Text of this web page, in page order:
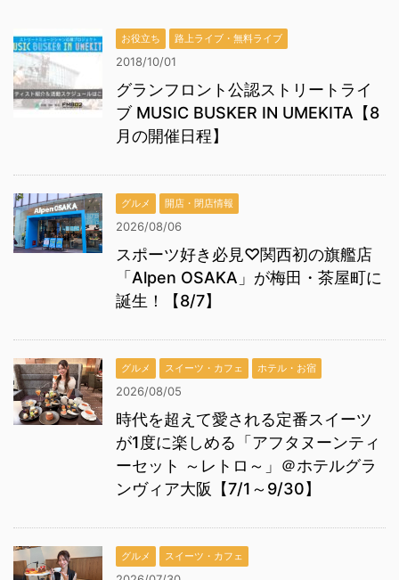
お役立ち 路上ライブ・無料ライブ
2018/10/01
グランフロント公認ストリートライ
ブ MUSIC BUSKER IN UMEKITA【8
月の開催日程】
グルメ 開店・閉店情報
2026/08/06
スポーツ好き必見♡関西初の旗艦店
「Alpen OSAKA」が梅田・茶屋町に
誕生！【8/7】
グルメ スイーツ・カフェ ホテル・お宿
2026/08/05
時代を超えて愛される定番スイーツ
が1度に楽しめる「アフタヌーンティ
ーセット ～レトロ～」＠ホテルグラ
ンヴィア大阪【7/1～9/30】
グルメ スイーツ・カフェ